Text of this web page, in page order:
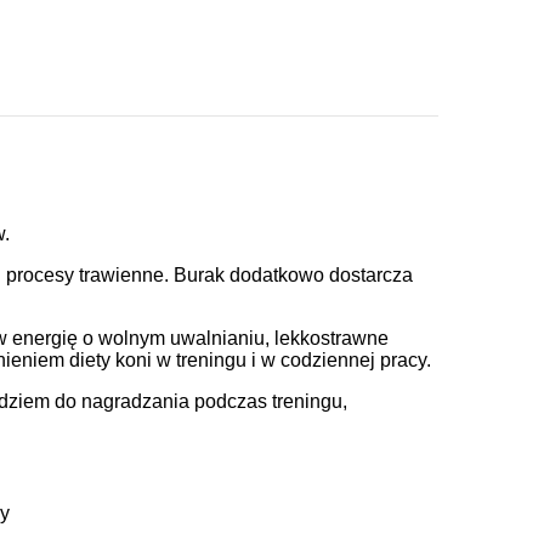
trawienne. Burak dodatkowo dostarcza
energię o wolnym uwalnianiu, lekkostrawne
diety koni w treningu i w codziennej pracy.
do nagradzania podczas treningu,